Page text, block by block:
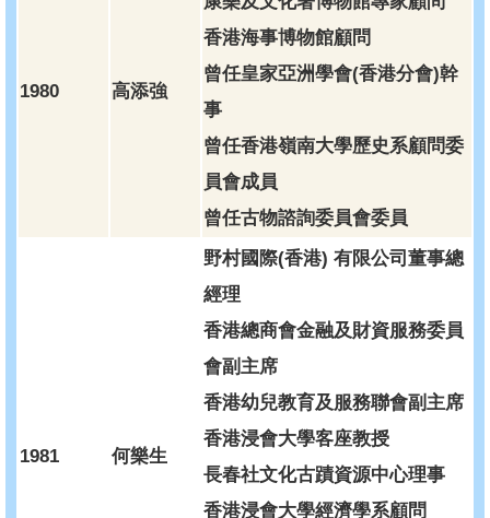
1980 高添強
香港海事博物館顧問
曾任皇家亞洲學會(香港分會)幹
事
曾任香港嶺南大學歷史系顧問委
員會成員
曾任古物諮詢委員會委員
1981 何樂生
野村國際(香港) 有限公司董事總
經理
香港總商會金融及財資服務委員
會副主席
香港幼兒教育及服務聯會副主席
香港浸會大學客座教授
長春社文化古蹟資源中心理事
香港浸會大學經濟學系顧問